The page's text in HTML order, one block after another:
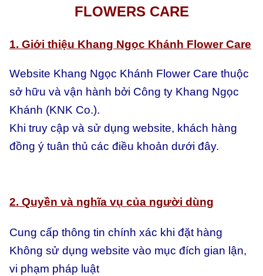
FLOWERS CARE
1. Giới thiệu Khang Ngọc Khánh Flower Care
Website Khang Ngọc Khánh Flower Care thuộc
sở hữu và vận hành bởi Công ty Khang Ngọc
Khánh (KNK Co.).
Khi truy cập và sử dụng website, khách hàng
đồng ý tuân thủ các điều khoản dưới đây.
2. Quyền và nghĩa vụ của người dùng
Cung cấp thông tin chính xác khi đặt hàng
Không sử dụng website vào mục đích gian lận,
vi phạm pháp luật